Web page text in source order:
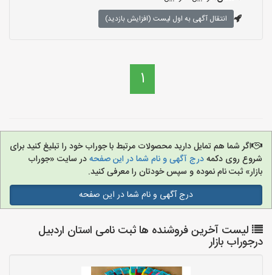
انتقال آگهی به اول لیست (افزایش بازدید)
1
اگر شما هم تمایل دارید محصولات مرتبط با جوراب خود را تبلیغ کنید برای
شروع روی دکمهدرج آگهی و نام شما در این صفحهدر سایت «جوراب
بازار» ثبت نام نموده و سپس خودتان را معرفی کنید.
درج آگهی و نام شما در این صفحه
لیست آخرین فروشنده ها ثبت نامی استان اردبیل
درجوراب بازار